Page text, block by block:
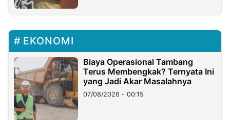
EKONOMI
Biaya Operasional Tambang
Terus Membengkak? Ternyata Ini
yang Jadi Akar Masalahnya
07/08/2026 - 00:15